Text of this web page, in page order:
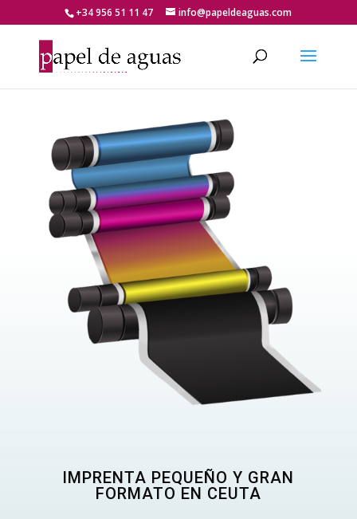
+34 956 51 11 47 info@papeldeaguas.com
IMPRENTA PEQUEÑO Y GRAN
FORMATO EN CEUTA